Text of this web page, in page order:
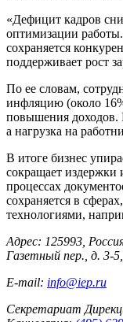
«Дефицит кадров
оптимизации
сохраняется
поддерживает рост
По ее словам,
инфляцию (около
повышения доходов.
а нагрузка на
В итоге бизнес
сокращает издержки
процессах
сохраняется в
технологиями,
Адрес: 125993,
Газетный пер., д. 3-
E-mail: info@iep.ru
Секретариат